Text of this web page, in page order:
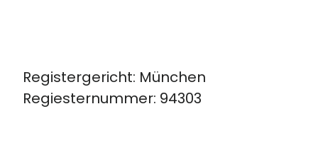
Registergericht: München
Regiesternummer: 94303